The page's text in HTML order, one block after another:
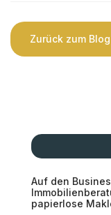
Zurück zum Blog
Auf den
papierlose